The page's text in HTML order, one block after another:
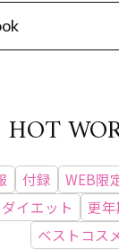
HOT
付録 WEB限
ダイエット 更
ベストコス